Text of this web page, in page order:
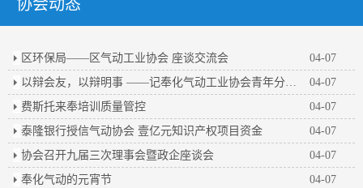
协会动态
区环保局——区气动工业协会 座谈交流会
04-07
04-07
费斯托来奉培训质量管控
04-07
泰隆银行授信气动协会 壹亿元知识产权项目资金
04-07
协会召开九届三次理事会暨政企座谈会
04-07
奉化气动的元宵节
04-07